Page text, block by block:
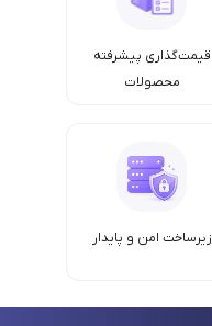
قیمت‌گذاری پیشرفته
محصولات
زیرساخت امن‌ و پایدار